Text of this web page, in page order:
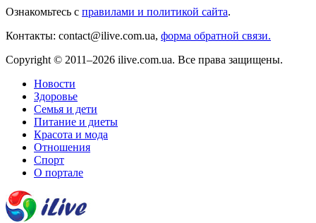
Ознакомьтесь с правилами и политикой сайта.
Контакты: contact@ilive.com.ua, форма обратной связи.
Copyright © 2011–2026 ilive.com.ua. Все права защищены.
Новости
Здоровье
Семья и дети
Питание и диеты
Красота и мода
Отношения
Спорт
О портале